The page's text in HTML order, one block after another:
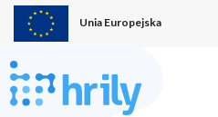
Unia Europejska